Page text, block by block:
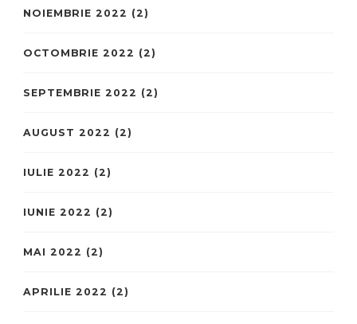
NOIEMBRIE 2022 (2)
OCTOMBRIE 2022 (2)
SEPTEMBRIE 2022 (2)
AUGUST 2022 (2)
IULIE 2022 (2)
IUNIE 2022 (2)
MAI 2022 (2)
APRILIE 2022 (2)